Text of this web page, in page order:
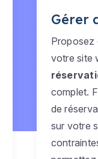
Gérer
Proposez
votre site
complet.
de
sur votre